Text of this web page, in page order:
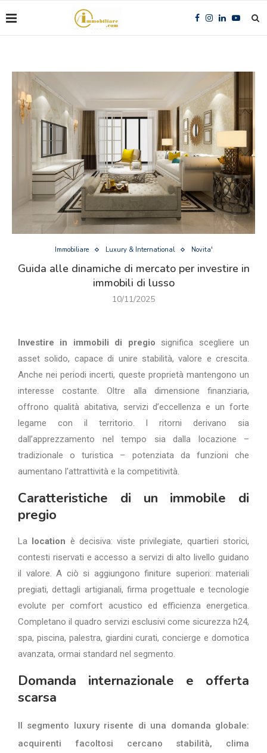
Immobiliare Luxury & International Novita'
Guida alle dinamiche di mercato per investire in
immobili di lusso
10/11/2025
Investire in immobili di pregio significa scegliere un
asset solido, capace di unire stabilità, valore e crescita.
Anche nei periodi incerti, queste proprietà mantengono un
interesse costante. Oltre alla dimensione finanziaria,
offrono qualità abitativa, servizi d’eccellenza e un forte
legame con il territorio. I ritorni derivano sia
dall’apprezzamento nel tempo sia dalla locazione –
tradizionale o turistica – potenziata da funzioni che
aumentano l’attrattività e la competitività.
Caratteristiche di un immobile di
pregio
La location è decisiva: viste privilegiate, quartieri storici,
contesti riservati e accesso a servizi di alto livello guidano
il valore. A ciò si aggiungono finiture superiori: materiali
pregiati, dettagli artigianali, firma progettuale e tecnologie
evolute per comfort acustico ed efficienza energetica.
Completano il quadro servizi esclusivi come sicurezza h24,
spa, piscina, palestra, giardini curati, concierge e domotica
avanzata, ormai standard nel segmento.
Domanda internazionale e offerta
scarsa
Il segmento luxury risente di una domanda globale:
acquirenti facoltosi cercano stabilità, clima